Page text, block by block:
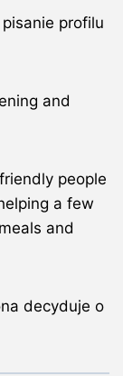
profilu
and
people
a few
and
decyduje o